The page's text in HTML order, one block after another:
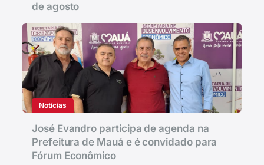
de agosto
Notícias
José Evandro participa de agenda na
Prefeitura de Mauá e é convidado para
Fórum Econômico